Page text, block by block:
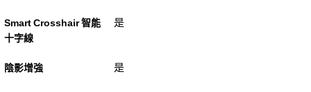
Smart Crosshair 智能
十字線
是
陰影增強 是